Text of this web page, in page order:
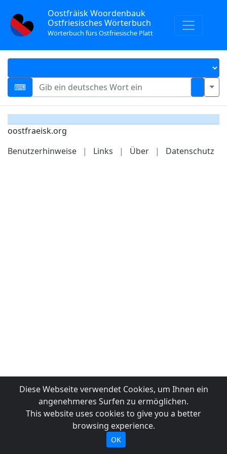
Oostfräisk Woordenbauk
Ostfriesisches Wörterbuch
Wörterbuch fürs Ostfriesische Platt
oostfraeisk.org
Benutzerhinweise
| Links | Über | Datenschutz
Diese Webseite verwendet Cookies, um Ihnen ein
angenehmeres Surfen zu ermöglichen.
This website uses cookies to give you a better
browsing experience.
OK